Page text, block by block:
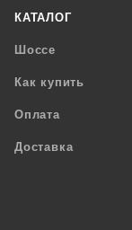
КАТАЛОГ
Шоссе
Как купить
Оплата
Доставка